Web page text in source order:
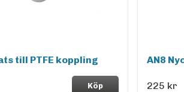
till PTFE koppling
Köp
AN8
225 kr